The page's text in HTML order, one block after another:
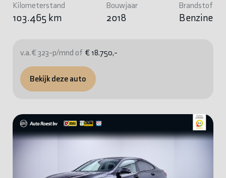
Kilometerstand
103.465 km
Bouwjaar
2018
Brandstof
Benzine
v.a. € 323-p/mnd of € 18.750,-
Bekijk deze auto